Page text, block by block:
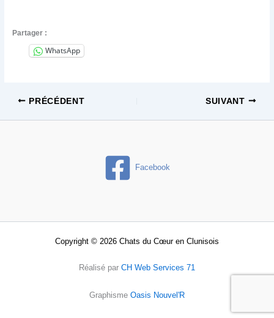
Partager :
WhatsApp
PRÉCÉDENT SUIVANT
Facebook
Copyright © 2026 Chats du Cœur en Clunisois
Réalisé par CH Web Services 71
Graphisme Oasis Nouvel'R